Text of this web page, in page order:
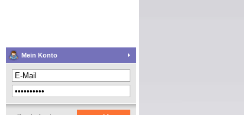
Mein Konto